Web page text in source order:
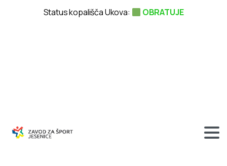
Status kopališča Ukova: OBRATUJE